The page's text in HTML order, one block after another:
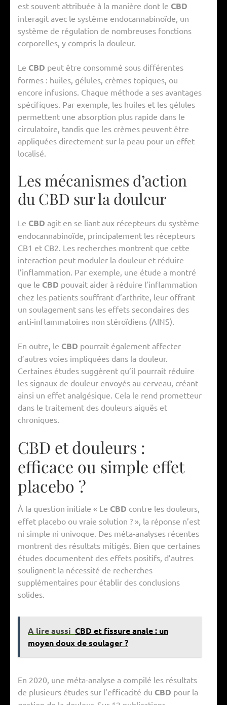
est souvent attribuée à la manière dont le CBD
interagit avec le système endocannabinoïde, un
système de régulation de nombreuses fonctions
corporelles, y compris la douleur.
Le CBD peut être consommé sous différentes
formes : huiles, gélules, crèmes topiques, ou
encore infusions. Chaque méthode a ses avantages
spécifiques. Par exemple, les huiles et les gélules
permettent une absorption plus rapide dans le
circulatoire, tandis que les crèmes peuvent être
appliquées directement sur la peau pour un effet
localisé.
Les mécanismes d’action
du CBD sur la douleur
Le CBD agit en se liant aux récepteurs du système
endocannabinoïde, principalement les récepteurs
CB1 et CB2. Les recherches montrent que cette
interaction peut moduler la douleur et réduire
l’inflammation. Par exemple, une étude a montré
que le CBD pouvait aider à réduire l’inflammation
chez les patients souffrant d’arthrite, leur offrant
un soulagement sans les effets secondaires des
anti-inflammatoires non stéroïdiens (AINS).
En outre, le CBD pourrait également affecter
d’autres voies impliquées dans la douleur.
Certaines études suggèrent qu’il pourrait réduire
les signaux de douleur envoyés au cerveau, créant
ainsi un effet analgésique. Cela le rend prometteur
dans le traitement des douleurs aiguës et
chroniques.
CBD et douleurs :
efficace ou simple effet
placebo ?
À la question initiale « Le CBD contre les douleurs,
effet placebo ou vraie solution ? », la réponse n’est
ni simple ni univoque. Des méta-analyses récentes
montrent des résultats mitigés. Bien que certaines
études documentent des effets positifs, d’autres
soulignent la nécessité de recherches
supplémentaires pour établir des conclusions
solides.
A lire aussi CBD et fissure anale : un
moyen doux de soulager ?
En 2020, une méta-analyse a compilé les résultats
de plusieurs études sur l’efficacité du CBD pour la